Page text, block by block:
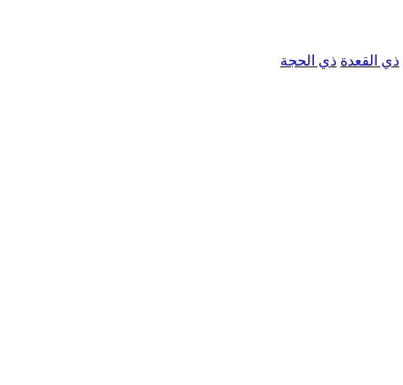
ذي القعدة ذي الحجة